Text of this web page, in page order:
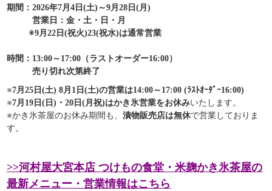
期間：2026年7月4日(土) ～9月28日(月)
営業日：金・土・日・月
※9月22日(祝火)23(祝水)は通常営業
時間：13:00～17:00（ラストオーダー16:00）
売り切れ次第終了
※7月25日(土) 8月1日(土)の営業は14:00～17:00 (ﾗｽﾄｵｰﾀﾞｰ16:00)
※7月19日(日)・20日(月祝)はかき氷営業をお休みいたします。
※かき氷茶屋のお休み期間も、漬物販売店は無休で営業しておりま
す。
>>河村屋大宮本店 つけもの食堂・米麹かき氷茶屋の
最新メニュー・営業情報はこちら